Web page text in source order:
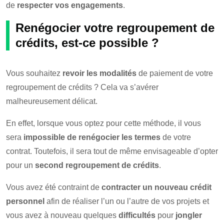
de respecter vos engagements.
Renégocier votre regroupement de
crédits, est-ce possible ?
Vous souhaitez revoir les modalités de paiement de votre
regroupement de crédits ? Cela va s’avérer
malheureusement délicat.
En effet, lorsque vous optez pour cette méthode, il vous
sera impossible de renégocier les termes de votre
contrat. Toutefois, il sera tout de même envisageable d’opter
pour un second regroupement de crédits.
Vous avez été contraint de contracter un nouveau crédit
personnel afin de réaliser l’un ou l’autre de vos projets et
vous avez à nouveau quelques difficultés pour jongler